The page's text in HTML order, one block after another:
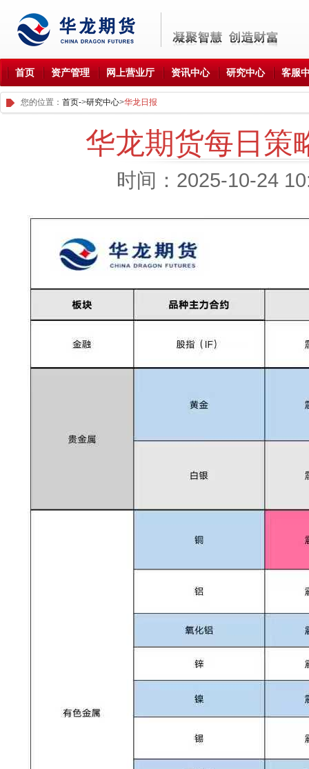
首页 资产管理 网上营业厅 资讯中心 研究中心 客服
您的位置： 首页->研究中心>华龙日报
华龙期货每日策
时间：2025-10-24